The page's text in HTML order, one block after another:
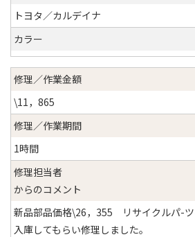
トヨタ／カルデイナ
カラー
修理／作業金額
\11，865
修理／作業期間
1時間
修理担当者
からのコメント
新品部品価格\26，355 リサイクルパ-
入庫してもらい修理しました。